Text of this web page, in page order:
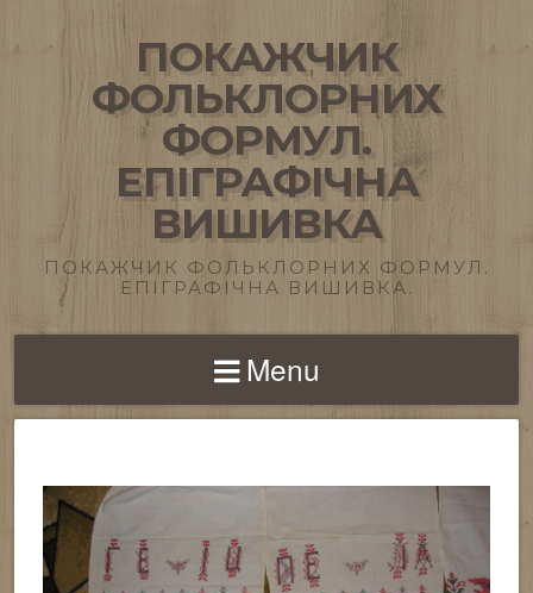
ПОКАЖЧИК
ФОЛЬКЛОРНИХ
ФОРМУЛ.
ЕПІГРАФІЧНА
ВИШИВКА
ПОКАЖЧИК ФОЛЬКЛОРНИХ ФОРМУЛ.
ЕПІГРАФІЧНА ВИШИВКА.
Menu